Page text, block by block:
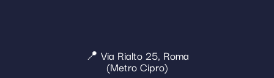
📍 Via Rialto 25, Roma
(Metro Cipro)